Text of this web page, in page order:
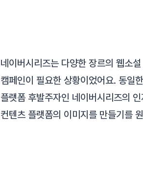
네이버시리즈는 다양한 장르의 웹소
캠페인이 필요한 상황이었어요. 동일
플랫폼 후발주자인 네이버시리즈의
컨텐츠 플랫폼의 이미지를 만들기를